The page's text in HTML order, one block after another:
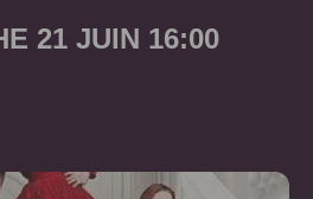
21 JUIN 16:00